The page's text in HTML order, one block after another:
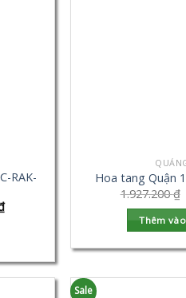
RAK-
Hoa tang Quận
1.927.200₫
Thêm
Sale